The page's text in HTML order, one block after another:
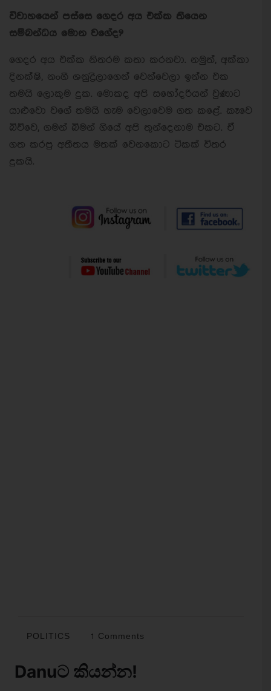
විවාහයෙන් පස්සෙ ගෙදර අය එක්ක තියෙන
සම්බන්ධය මොන වගේද?
ගෙදර අය එක්ක නිතරම කතා කරනවා. නමුත්, අක්කා
දිනක්ෂි, නංගී ශනුද්‍රිලාගෙන් වෙන්වෙලා ඉන්න එක
තමයි ලොකුම දුක. මොකද අපි සහෝදරියන් වුණාට
යාළුවො වගේ තමයි හැම වෙලාවෙම ගත කළේ. කෑවෙ
බිව්වෙ, ගමන් බිමන් ගියේ අපි තුන්දෙනාම එකට. ඒ
ගත කරපු අතීතය මතක් වෙනකොට ටිකක් විතර
දුකයි.
POLITICS 1 Comments